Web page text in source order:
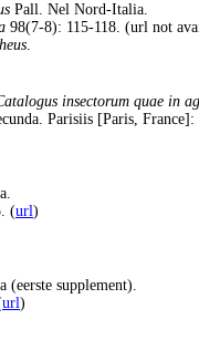
Pall. Nel Nord-Italia.
98(7-8): 115-118. (url not
.
insectorum quae in
Parisiis [Paris,
(url)
(eerste supplement).
url)